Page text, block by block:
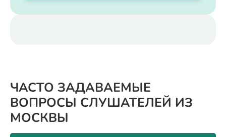
ЧАСТО ЗАДАВАЕМЫЕ
ВОПРОСЫ СЛУШАТЕЛЕЙ ИЗ
МОСКВЫ